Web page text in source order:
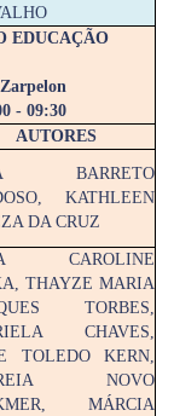
EDUCAÇÃO
- 09:30
AUTORES
BARRETO
KATHLEEN
DA CRUZ
CAROLINE
THAYZE MARIA
TORBES,
CHAVES,
TOLEDO KERN,
NOVO
MÁRCIA